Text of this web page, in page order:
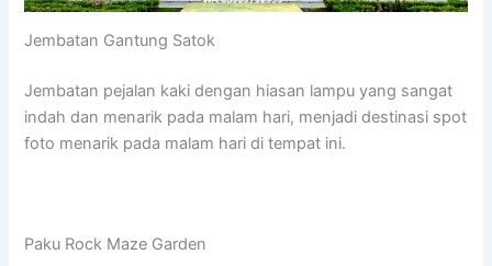
Jembatan Gantung Satok
Jembatan pejalan kaki dengan hiasan lampu yang sangat
indah dan menarik pada malam hari, menjadi destinasi spot
foto menarik pada malam hari di tempat ini.
Paku Rock Maze Garden